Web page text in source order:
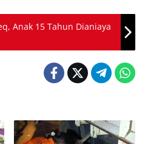
Anak 15 Tahun Dianiaya